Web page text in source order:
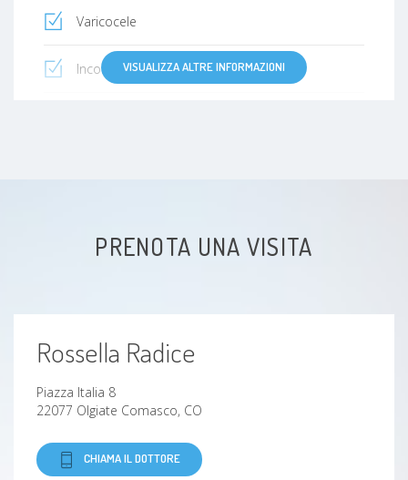
Varicocele
Incontinenza urinaria
vaginismo e dispareunia
VISUALIZZA ALTRE INFORMAZIONI
PRENOTA UNA VISITA
Rossella Radice
Piazza Italia 8
22077 Olgiate Comasco, CO
CHIAMA IL DOTTORE